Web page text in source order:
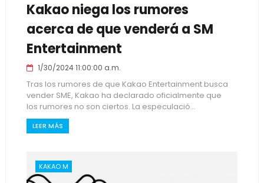
Kakao niega los rumores
acerca de que venderá a SM
Entertainment
1/30/2024 11:00:00 a.m.
Tras los rumores de que Kakao Entertainment busca
vender SME, Kakao ha declarado oficialmente que
los rumores no son ciertos. La especulació...
LEER MÁS
KAKAO M